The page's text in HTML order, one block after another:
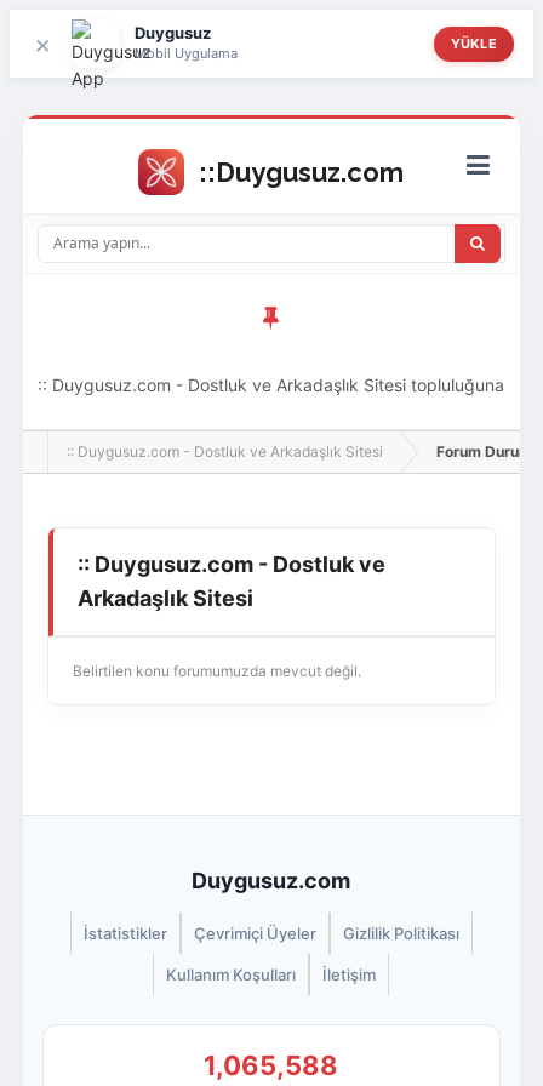
× Duygusuz
Mobil Uygulama
YÜKLE
Giriş Yap Üye Ol
:: Duygusuz.com - Dostluk ve Arkadaşlık Sitesi topluluğuna
hoş geldin ziyaretçi! Aramıza katılmak istersen kayıt
:: Duygusuz.com - Dostluk ve Arkadaşlık Sitesi Forum Durumu
:: Duygusuz.com - Dostluk ve
Arkadaşlık Sitesi
Belirtilen konu forumumuzda mevcut değil.
Duygusuz.com
İstatistikler Çevrimiçi Üyeler Gizlilik Politikası
Kullanım Koşulları İletişim
1,065,588